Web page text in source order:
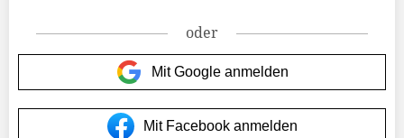
oder
Mit Google anmelden
Mit Facebook anmelden